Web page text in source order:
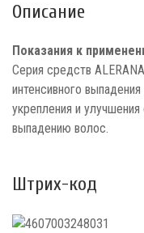
Описание
Показания к
Серия средств
интенсивного
укрепления и
выпадению волос.
Штрих-код